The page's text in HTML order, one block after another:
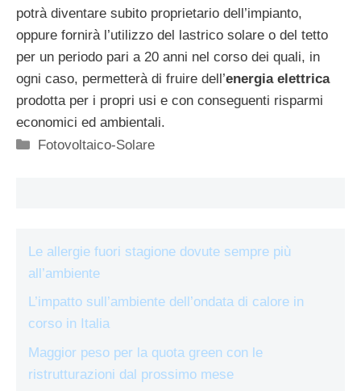
potrà diventare subito proprietario dell’impianto,
oppure fornirà l’utilizzo del lastrico solare o del tetto
per un periodo pari a 20 anni nel corso dei quali, in
ogni caso, permetterà di fruire dell’energia elettrica
prodotta per i propri usi e con conseguenti risparmi
economici ed ambientali.
Categorie
Fotovoltaico-Solare
Le allergie fuori stagione dovute sempre più
all’ambiente
L’impatto sull’ambiente dell’ondata di calore in
corso in Italia
Maggior peso per la quota green con le
ristrutturazioni dal prossimo mese